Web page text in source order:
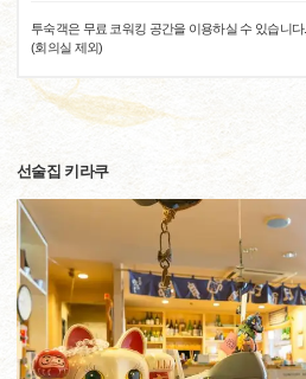
투숙객은 무료 코워킹 공간을 이용하실 수 있습니다.
(회의실 제외)
선술집 키라쿠